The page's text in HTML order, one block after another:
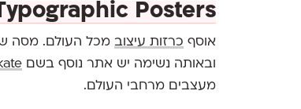
Posters
אוסף כרזות עיצובמכל העולם. מסה
ובאותה נשימה יש אתר נוסף בשם
מעצבים מרחבי העולם.